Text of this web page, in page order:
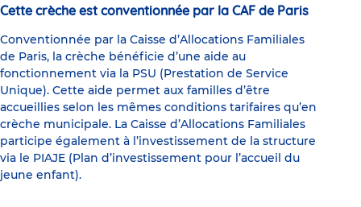
Cette crèche est conventionnée par la CAF de Paris
Conventionnée par la Caisse d’Allocations Familiales
de Paris, la crèche bénéficie d’une aide au
fonctionnement via la PSU (Prestation de Service
Unique). Cette aide permet aux familles d’être
accueillies selon les mêmes conditions tarifaires qu’en
crèche municipale. La Caisse d’Allocations Familiales
participe également à l’investissement de la structure
via le PIAJE (Plan d’investissement pour l’accueil du
jeune enfant).